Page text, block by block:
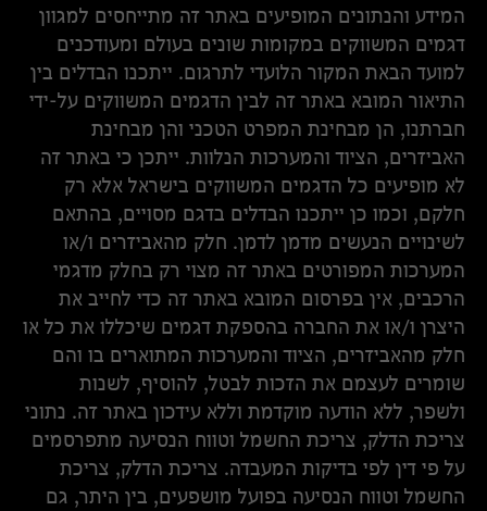
המידע והנתונים המופיעים באתר זה מתייחסים למגוון
דגמים המשווקים במקומות שונים בעולם ומעודכנים
למועד הבאת המקור הלועדי לתרגום. ייתכנו הבדלים בין
התיאור המובא באתר זה לבין הדגמים המשווקים על-ידי
חברתנו, הן מבחינת המפרט הטכני והן מבחינת
האביזרים, הציוד והמערכות הנלוות. ייתכן כי באתר זה
לא מופיעים כל הדגמים המשווקים בישראל אלא רק
חלקם, וכמו כן ייתכנו הבדלים בדגם מסויים, בהתאם
לשינויים הנעשים מדמן לדמן. חלק מהאביזרים ו/או
המערכות המפורטים באתר זה מצוי רק בחלק מדגמי
הרכבים, אין בפרסום המובא באתר זה כדי לחייב את
היצרן ו/או את החברה בהספקת דגמים שיכללו את כל או
חלק מהאביזרים, הציוד והמערכות המתוארים בו והם
שומרים לעצמם את הזכות לבטל, להוסיף, לשנות
ולשפר, ללא הודעה מוקדמת וללא עידכון באתר זה. נתוני
צריכת הדלק, צריכת החשמל וטווח הנסיעה מתפרסמים
על פי דין לפי בדיקות המעבדה. צריכת הדלק, צריכת
החשמל וטווח הנסיעה בפועל מושפעים, בין היתר, גם